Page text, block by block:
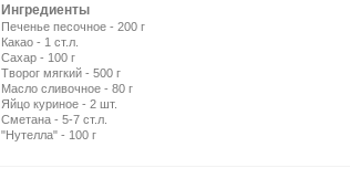
Ингредиенты
Печенье песочное - 200 г
Какао - 1 ст.л.
Сахар - 100 г
Творог мягкий - 500 г
Масло сливочное - 80 г
Яйцо куриное - 2 шт.
Сметана - 5-7 ст.л.
"Нутелла" - 100 г